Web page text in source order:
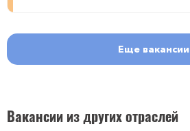
Еще вакансии
Вакансии из других отраслей